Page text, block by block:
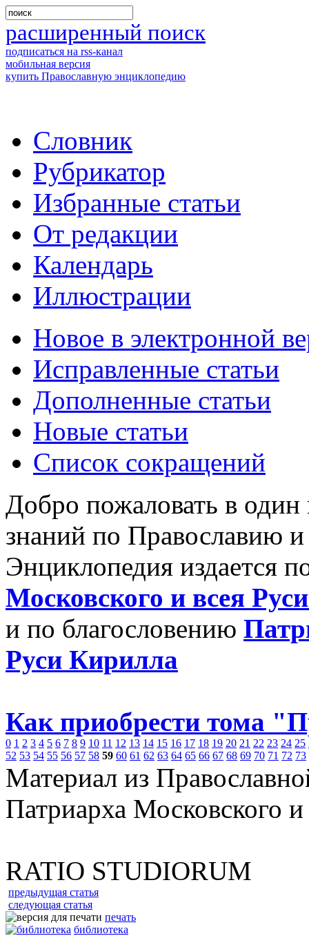
расширенный поиск
подписаться на rss-канал
мобильная версия
купить Православную энциклопедию
Словник
Рубрикатор
Избранные статьи
От редакции
Календарь
Иллюстрации
Новое в электронной
Исправленные статьи
Дополненные статьи
Новые статьи
Список сокращений
Добро пожаловать в
знаний по Православию
Энциклопедия издается
Московского и всея
и по благословению
Руси Кирилла
Как приобрести тома
0 1 2 3 4 5 6 7 8 9 10 11 12 13 14 15 16 17 18 19 20 21 22 23 24 25
52 53 54 55 56 57 58 59 60 61 62 63 64 65 66 67 68 69 70 71 72 73
Материал из
Патриарха Московского
RATIO STUDIORUM
предыдущая статья
следующая статья
печать
библиотека